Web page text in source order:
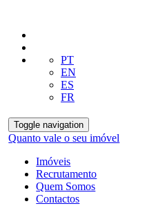
PT
EN
ES
FR
Toggle navigation
Quanto vale o seu imóvel
Imóveis
Recrutamento
Quem Somos
Contactos